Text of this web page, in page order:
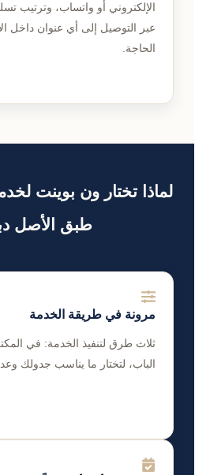
الإلكتروني أو واتساب، وترتيب
عبر التوصيل إلى أي عنوان داخل
الحاجة.
لماذا تختار ون بوينت
طبق الأصل
مرونة في طريقة الخدمة
ثلاث طرق لتنفيذ الخدمة: في
الباب، لتختار ما يناسب جدولك